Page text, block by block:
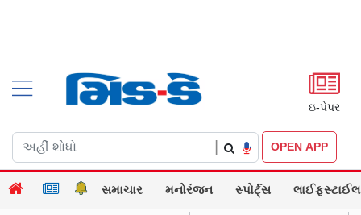
ઇ-પેપર
OPEN APP
સમાચાર મનોરંજન સ્પોર્ટ્સ લાઈફસ્ટાઈલ